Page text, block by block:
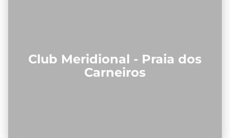
Club Meridional - Praia dos
Carneiros